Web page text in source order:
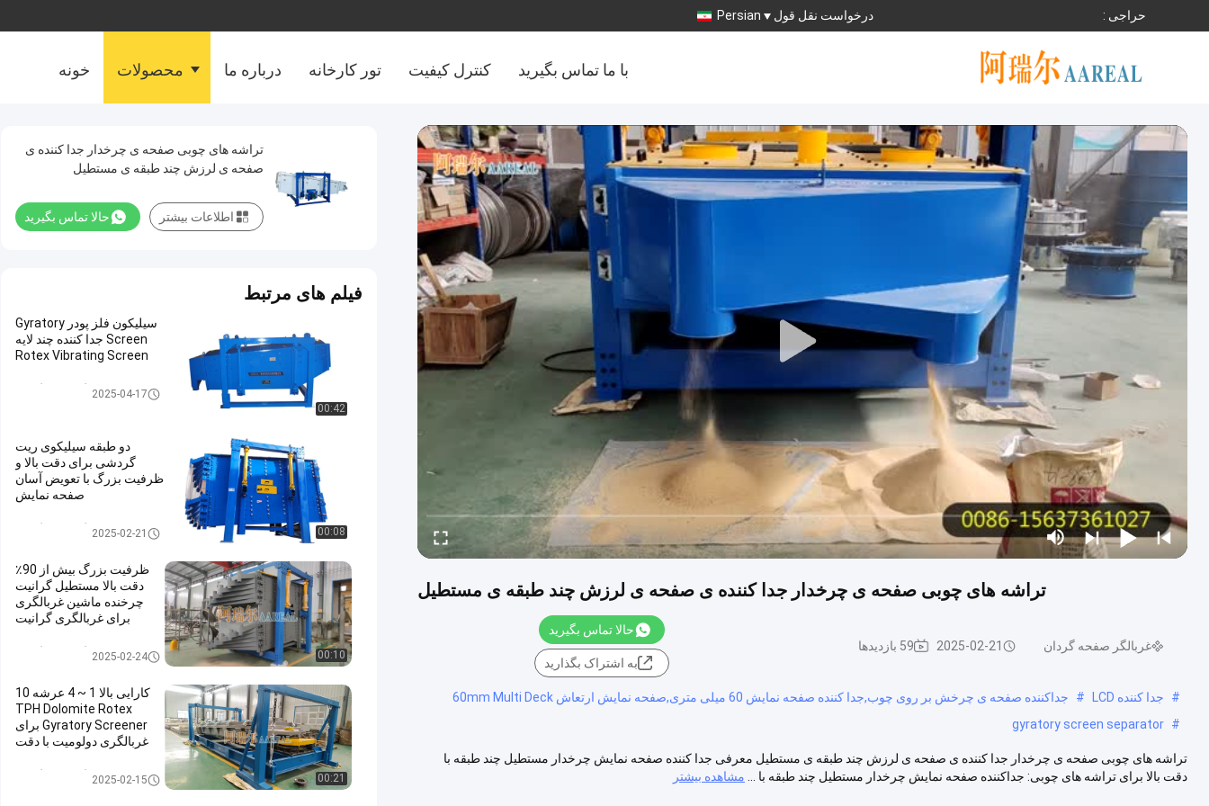
حراجی : درخواست نقل قول Persian
خونه محصولات درباره ما تور کارخانه کنترل کیفیت با ما تماس بگیرید
تراشه های چوبی صفحه ی چرخدار جدا کننده ی صفحه ی لرزش چند طبقه ی مستطیل
غربالگر صفحه گردان 2025-02-21 59 بازدیدها
حالا تماس بگیرید
به اشتراک بگذارید
# جدا کننده LCD #
جداکننده صفحه ی چرخش بر روی چوب,جدا کننده صفحه نمایش 60 میلی متری,صفحه نمایش ارتعاش 60mm Multi Deck
#
gyratory screen separator
تراشه های چوبی صفحه ی چرخدار جدا کننده ی صفحه ی لرزش چند طبقه ی مستطیل معرفی جدا کننده صفحه نمایش چرخدار مستطیل چند طبقه با
دقت بالا برای تراشه های چوبی: جداکننده صفحه نمایش چرخدار مستطیل چند طبقه با ...
مشاهده بیشتر
تراشه های چوبی صفحه ی چرخدار جدا کننده ی
صفحه ی لرزش چند طبقه ی مستطیل
حالا تماس بگیرید اطلاعات بیشتر
فیلم های مرتبط
00:42
سیلیکون فلز پودر Gyratory
Screen جدا کننده چند لایه
Rotex Vibrating Screen
غربالگر صفحه گردان2025-04-17
00:08
دو طبقه سیلیکوی ریت
گردشی برای دقت بالا و
ظرفیت بزرگ با تعویض آسان
صفحه نمایش
غربالگر صفحه گردان2025-02-21
00:10
ظرفیت بزرگ بیش از 90٪
دقت بالا مستطیل گرانیت
چرخنده ماشین غربالگری
برای غربالگری گرانیت
غربالگر صفحه گردان2025-02-24
00:21
کارایی بالا 1 ~ 4 عرشه 10
TPH Dolomite Rotex
Gyratory Screener برای
غربالگری دولومیت با دقت
غربالگر صفحه گردان2025-02-15